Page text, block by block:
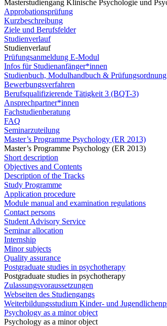
Masterstudiengang Klinische Psychologie und
Approbationsprüfung
Kurzbeschreibung
Ziele und Berufsfelder
Studienverlauf
Studienverlauf
Prüfungsanmeldung E-Modul
Infos für Studienanfänger*innen
Studienbuch, Modulhandbuch & Prüfungsordnung
Bewerbungsverfahren
Berufsqualifizierende Tätigkeit 3 (BQT-3)
Ansprechpartner*innen
Fachstudienberatung
FAQ
Seminarzuteilung
Master’s Programme Psychology (ER 2013)
Master’s Programme Psychology (ER 2013)
Short description
Objectives and Contents
Description of the Tracks
Study Programme
Application procedure
Module manual and examination regulations
Contact persons
Student Advisory Service
Seminar allocation
Internship
Minor subjects
Quality assurance
Postgraduate studies in psychotherapy
Postgraduate studies in psychotherapy
Zulassungsvoraussetzungen
Webseiten des Studiengangs
Weiterbildungsstudium Kinder- und
Psychology as a minor object
Psychology as a minor object